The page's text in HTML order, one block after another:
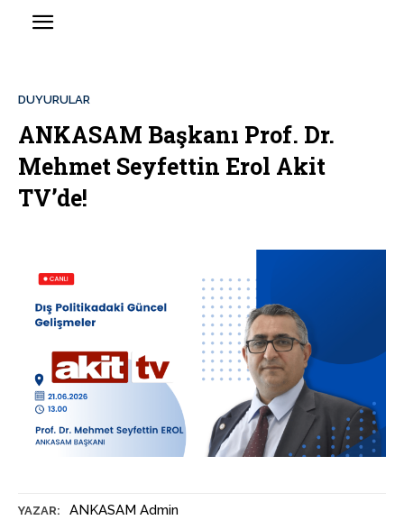
YAZAR: ANKASAM Admin
DUYURULAR
ANKASAM Başkanı Prof. Dr.
Mehmet Seyfettin Erol Akit
TV’de!